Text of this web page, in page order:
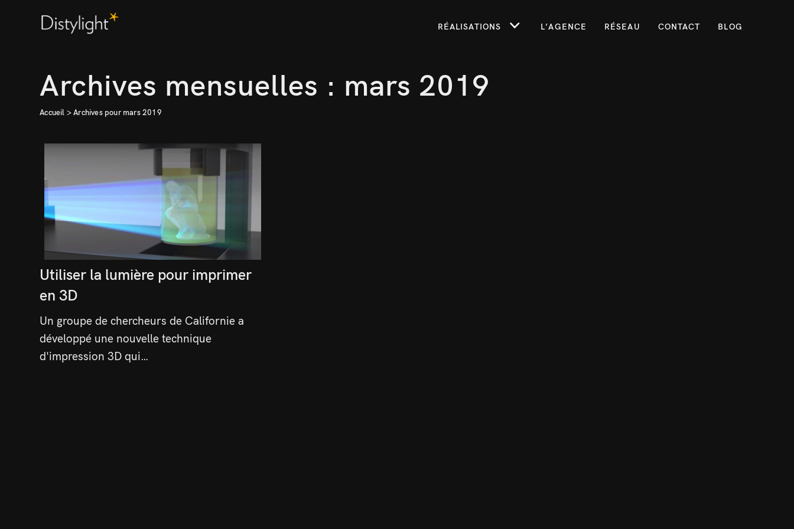
RÉALISATIONS L’AGENCE RÉSEAU CONTACT BLOG
Archives mensuelles : mars 2019
Accueil >Archives pour mars 2019
Utiliser la lumière pour imprimer
en 3D
Un groupe de chercheurs de Californie a
développé une nouvelle technique
d'impression 3D qui…